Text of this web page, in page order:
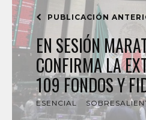
PUBLICACIÓN
EN SESIÓN
CONFIRMA LA
109 FONDOS Y
ESENCIAL